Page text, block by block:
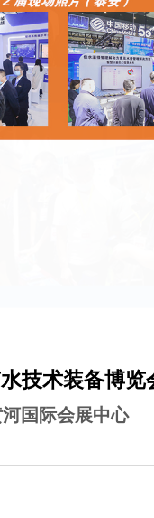
技术装备博览
国际会展中心